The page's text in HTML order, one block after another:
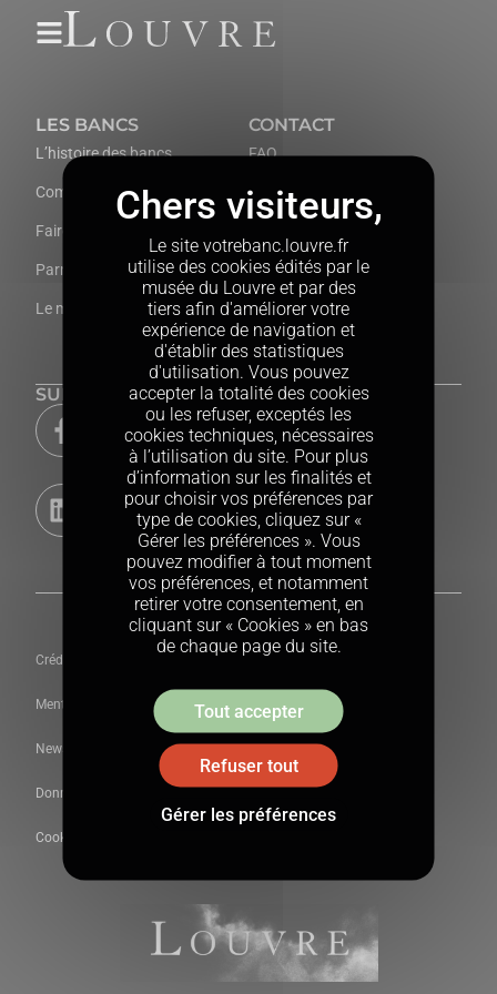
LES BANCS
L’histoire des bancs
Comment participer ?
Faire un don
Parrainer un banc à plusieurs
Le mur des donateurs
CONTACT
FAQ
Livre d’or
SUIVEZ-NOUS
Crédits
Mentions légales
Newsletter du Louvre
Données personnelles
Cookies
Gestion des cookies
Le site votrebanc.louvre.fr
utilise des cookies édités par le
musée du Louvre et par des
tiers afin d'améliorer votre
expérience de navigation et
d'établir des statistiques
d'utilisation. Vous pouvez
accepter la totalité des cookies
ou les refuser, exceptés les
cookies techniques, nécessaires
à l’utilisation du site. Pour plus
d’information sur les finalités et
pour choisir vos préférences par
type de cookies, cliquez sur «
Gérer les préférences ». Vous
pouvez modifier à tout moment
vos préférences, et notamment
retirer votre consentement, en
cliquant sur « Cookies » en bas
de chaque page du site.
Tout accepter
Refuser tout
Gérer les préférences